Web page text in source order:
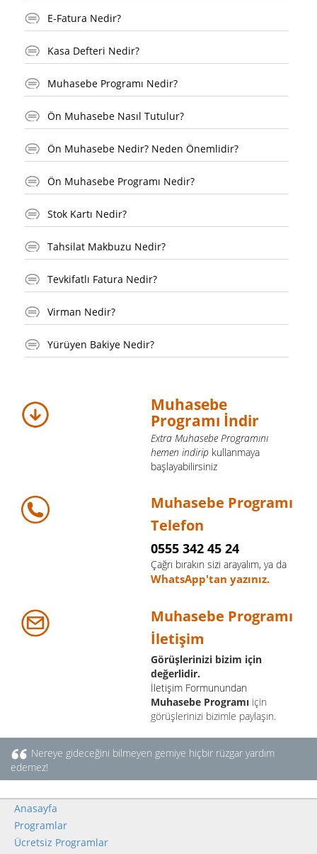
E-Fatura Nedir?
Kasa Defteri Nedir?
Muhasebe Programı Nedir?
Ön Muhasebe Nasıl Tutulur?
Ön Muhasebe Nedir? Neden Önemlidir?
Ön Muhasebe Programı Nedir?
Stok Kartı Nedir?
Tahsilat Makbuzu Nedir?
Tevkifatlı Fatura Nedir?
Virman Nedir?
Yürüyen Bakiye Nedir?
Muhasebe
Programı İndir
Extra Muhasebe Programını
hemen indirip kullanmaya
başlayabilirsiniz
Muhasebe Programı
Telefon
0555 342 45 24
Çağrı bırakın sizi arayalım, ya da
WhatsApp'tan yazınız.
Muhasebe Programı
İletişim
Görüşlerinizi bizim için
değerlidir.
İletişim Formunundan
Muhasebe Programı için
görüşlerinizi bizimle paylaşın.
Nereye gideceğini bilmeyen gemiye hiçbir rüzgar yardım
edemez!
Anasayfa
Programlar
Ücretsiz Programlar